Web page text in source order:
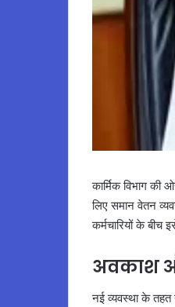
कार्मिक विभाग की
लिए समान वेतन
कर्मचारियों के बीच
अवकाश
नई व्यवस्था के